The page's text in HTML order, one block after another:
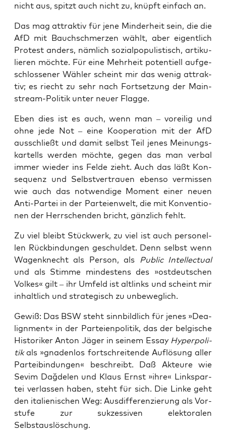
nicht aus, spitzt auch nicht zu, knüpft ein­fach an.
Das mag attrak­tiv für jene Min­der­heit sein, die die
AfD mit Bauch­schmer­zen wählt, aber eigent­lich
Pro­test anders, näm­lich sozi­al­po­pu­lis­tisch, arti­ku­
lie­ren möch­te. Für eine Mehr­heit poten­ti­ell auf­ge­
schlos­se­ner Wäh­ler scheint mir das wenig attrak­
tiv; es riecht zu sehr nach Fort­set­zung der Main­
stream-Poli­tik unter neu­er Flagge.
Eben dies ist es auch, wenn man – vor­ei­lig und
ohne jede Not – eine Koope­ra­ti­on mit der AfD
aus­schließt und damit selbst Teil jenes Mei­nungs­
kar­tells wer­den möch­te, gegen das man ver­bal
immer wie­der ins Fel­de zieht. Auch das läßt Kon­
se­quenz und Selbst­ver­trau­en eben­so ver­mis­sen
wie auch das not­wen­di­ge Moment einer neu­en
Anti-Par­tei in der Par­tei­en­welt, die mit Kon­ven­tio­
nen der Herr­schen­den bricht, gänz­lich fehlt.
Zu viel bleibt Stück­werk, zu viel ist auch per­so­nel­
len Rück­bin­dun­gen geschul­det. Denn selbst wenn
Wagen­knecht als Per­son, als Public Intellec­tu­al
und als Stim­me min­des­tens des »ost­deut­schen
Vol­kes« gilt – ihr Umfeld ist alt­links und scheint mir
inhalt­lich und stra­te­gisch zu unbeweglich.
Gewiß: Das BSW steht sinn­bild­lich für jenes »Dea­
lignment« in der Par­tei­en­po­li­tik, das der bel­gi­sche
His­to­ri­ker Anton Jäger in sei­nem Essay Hyper­po­li­
tikals »gna­den­los fort­schrei­ten­de Auf­lö­sung aller
Par­tei­b­in­dun­gen« beschreibt. Daß Akteu­re wie
Sevim Dağ­de­len und Klaus Ernst »ihre« Links­par­
tei ver­las­sen haben, steht für sich. Die Lin­ke geht
den ita­lie­ni­schen Weg: Aus­dif­fe­ren­zie­rung als Vor­
stu­fe zur suk­zes­si­ven elek­to­ra­len
Selbstauslöschung.